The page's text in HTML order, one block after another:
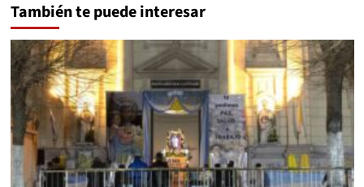
También te puede interesar